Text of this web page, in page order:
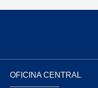
OFICINA CENTRAL